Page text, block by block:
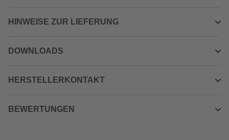
HINWEISE ZUR LIEFERUNG
DOWNLOADS
HERSTELLERKONTAKT
BEWERTUNGEN